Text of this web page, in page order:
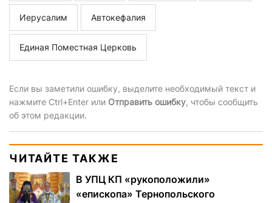
Иерусалим Автокефалия
Единая Поместная Церковь
Если вы заметили ошибку, выделите необходимый текст и
нажмите Ctrl+Enter или Отправить ошибку, чтобы сообщить
об этом редакции.
ЧИТАЙТЕ ТАКЖЕ
В УПЦ КП «рукоположили»
«епископа» Тернопольского